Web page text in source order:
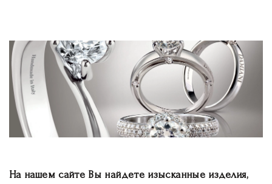
На нашем сайте Вы найдете изысканные изделия,